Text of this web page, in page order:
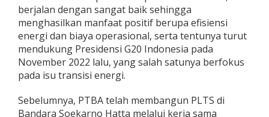
berjalan dengan sangat baik sehingga
menghasilkan manfaat positif berupa efisiensi
energi dan biaya operasional, serta tentunya turut
mendukung Presidensi G20 Indonesia pada
November 2022 lalu, yang salah satunya berfokus
pada isu transisi energi.
Sebelumnya, PTBA telah membangun PLTS di
Bandara Soekarno Hatta melalui kerja sama